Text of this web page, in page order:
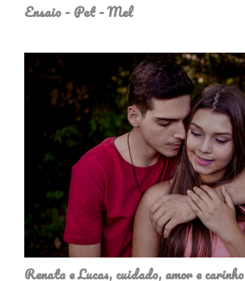
Ensaio - Pet - Mel
Renata e Lucas, cuidado, amor e carinho